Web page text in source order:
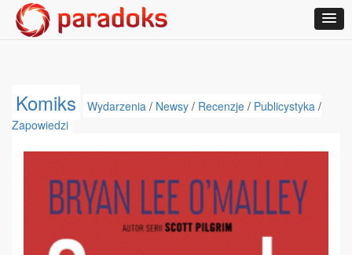
Komiks Wydarzenia / Newsy / Recenzje / Publicystyka /
Zapowiedzi